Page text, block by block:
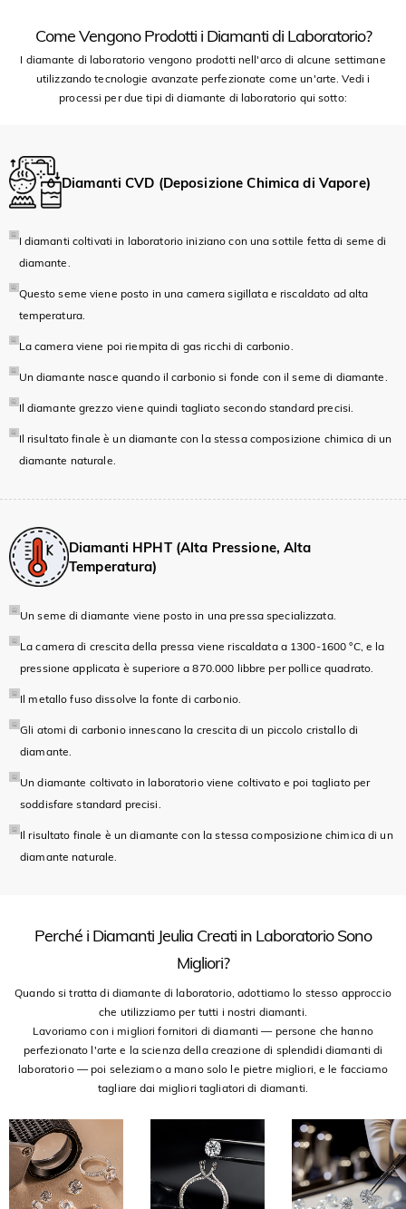
Come Vengono Prodotti i Diamanti di Laboratorio?
I diamante di laboratorio vengono prodotti nell'arco di alcune settimane
utilizzando tecnologie avanzate perfezionate come un'arte. Vedi i
processi per due tipi di diamante di laboratorio qui sotto:
Diamanti CVD (Deposizione Chimica di Vapore)
I diamanti coltivati in laboratorio iniziano con una sottile fetta di seme di
diamante.
Questo seme viene posto in una camera sigillata e riscaldato ad alta
temperatura.
La camera viene poi riempita di gas ricchi di carbonio.
Un diamante nasce quando il carbonio si fonde con il seme di diamante.
Il diamante grezzo viene quindi tagliato secondo standard precisi.
Il risultato finale è un diamante con la stessa composizione chimica di un
diamante naturale.
Diamanti HPHT (Alta Pressione, Alta
Temperatura)
Un seme di diamante viene posto in una pressa specializzata.
La camera di crescita della pressa viene riscaldata a 1300-1600 °C, e la
pressione applicata è superiore a 870.000 libbre per pollice quadrato.
Il metallo fuso dissolve la fonte di carbonio.
Gli atomi di carbonio innescano la crescita di un piccolo cristallo di
diamante.
Un diamante coltivato in laboratorio viene coltivato e poi tagliato per
soddisfare standard precisi.
Il risultato finale è un diamante con la stessa composizione chimica di un
diamante naturale.
Perché i Diamanti Jeulia Creati in Laboratorio Sono
Migliori?
Quando si tratta di diamante di laboratorio, adottiamo lo stesso approccio
che utilizziamo per tutti i nostri diamanti.
Lavoriamo con i migliori fornitori di diamanti — persone che hanno
perfezionato l'arte e la scienza della creazione di splendidi diamanti di
laboratorio — poi seleziamo a mano solo le pietre migliori, e le facciamo
tagliare dai migliori tagliatori di diamanti.